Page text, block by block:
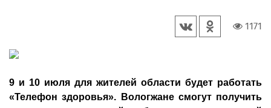
1171
9 и 10 июля для жителей области будет работать
«Телефон здоровья». Вологжане смогут получить